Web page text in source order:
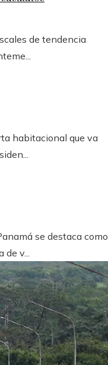
de tendencia
habitacional que va
se destaca como
v...